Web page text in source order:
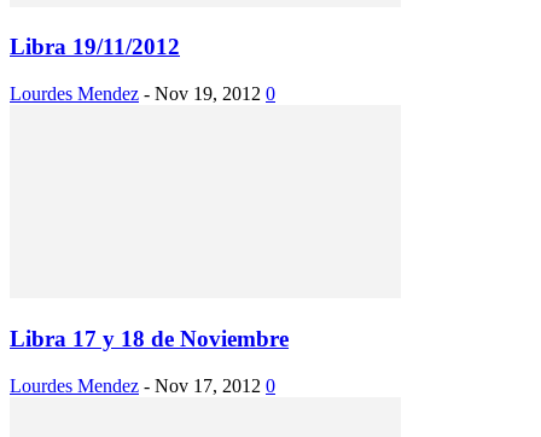
Libra 19/11/2012
Lourdes Mendez - Nov 19, 2012 0
Libra 17 y 18 de Noviembre
Lourdes Mendez - Nov 17, 2012 0